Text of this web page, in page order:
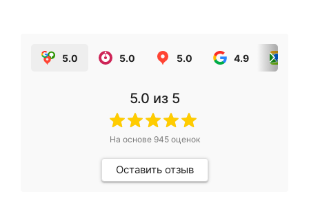
5.0 5.0 5.0 4.9
5.0 из 5
На основе 945оценок
Оставить отзыв